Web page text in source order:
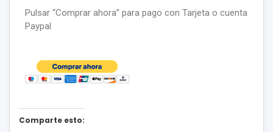
Pulsar “Comprar ahora” para pago con Tarjeta o cuenta
Paypal
Comparte esto: